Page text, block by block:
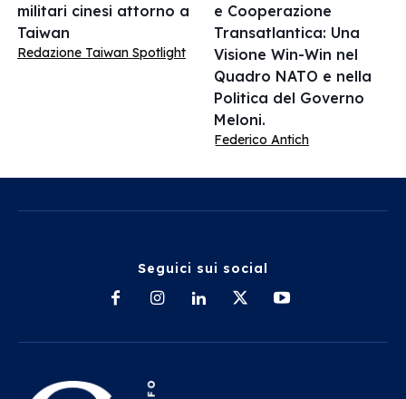
militari cinesi attorno a
Taiwan
Redazione Taiwan Spotlight
e Cooperazione
Transatlantica: Una
Visione Win-Win nel
Quadro NATO e nella
Politica del Governo
Meloni.
Federico Antich
Seguici sui social